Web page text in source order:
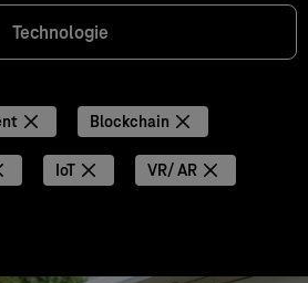
Technologie
Blockchain
IoT
VR/ AR